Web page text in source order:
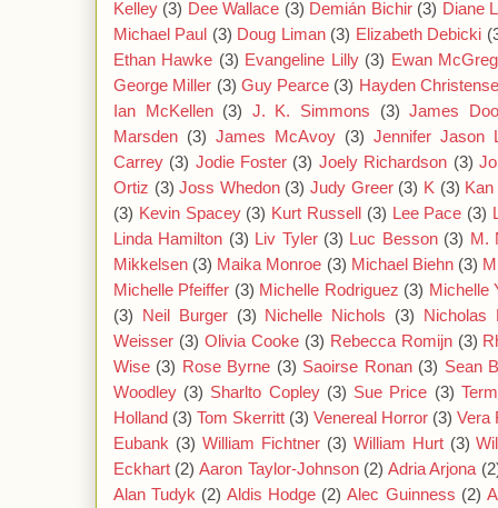
Kelley (3) Dee Wallace (3) Demián Bichir (3) Diane
Michael Paul (3) Doug Liman (3) Elizabeth Debicki
Ethan Hawke (3) Evangeline Lilly (3) Ewan
George Miller (3) Guy Pearce (3) Hayden
Ian McKellen (3) J. K. Simmons (3) James
Marsden (3) James McAvoy (3) Jennifer Jason
Carrey (3) Jodie Foster (3) Joely Richardson (3)
Ortiz (3) Joss Whedon (3) Judy Greer (3) K (3) Kan
(3) Kevin Spacey (3) Kurt Russell (3) Lee Pace (3)
Linda Hamilton (3) Liv Tyler (3) Luc Besson (3) M.
Mikkelsen (3) Maika Monroe (3) Michael Biehn (3)
Michelle Pfeiffer (3) Michelle Rodriguez (3) Michelle
(3) Neil Burger (3) Nichelle Nichols (3) Nicholas
Weisser (3) Olivia Cooke (3) Rebecca Romijn (3)
Wise (3) Rose Byrne (3) Saoirse Ronan (3) Sean
Woodley (3) Sharlto Copley (3) Sue Price (3)
Holland (3) Tom Skerritt (3) Venereal Horror (3) Vera
Eubank (3) William Fichtner (3) William Hurt (3)
Eckhart (2) Aaron Taylor-Johnson (2) Adria Arjona
Alan Tudyk (2) Aldis Hodge (2) Alec Guinness (2)